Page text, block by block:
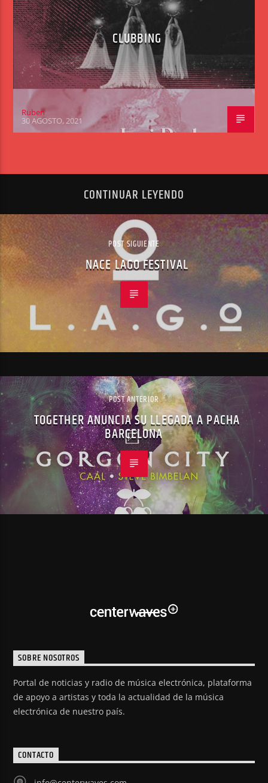
CLUBBING
Ruben
30 AGOSTO, 2021
CONTINUAR LEYENDO
POST SIGUIENTE
NACE LAGO FESTIVAL
POST ANTERIOR
TOGETHER ANUNCIA SU LLEGADA A PACHA
BARCELONA
SOBRE NOSOTROS
Portal de noticias y radio de música electrónica, plataforma
de apoyo a artistas y toda la actualidad de la música
electrónica de nuestro país.
CONTACTO